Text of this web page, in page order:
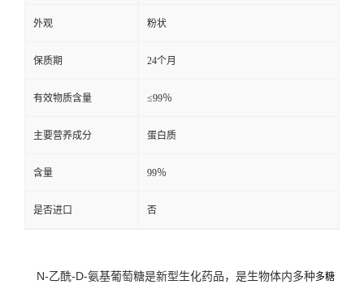
外观 粉状
保质期 24个月
有效物质含量 ≤99％
主要营养成分 蛋白质
含量 99％
是否进口 否
N-乙酰-D-氨基葡萄糖是新型生化药品，是生物体内多种多糖